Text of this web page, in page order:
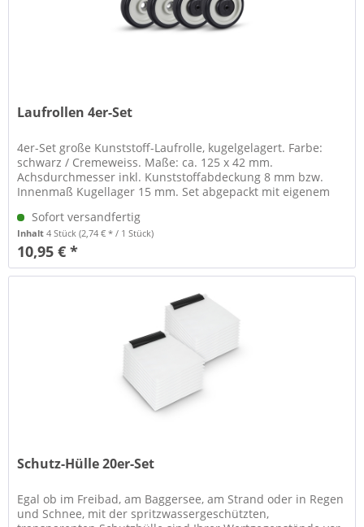
Laufrollen 4er-Set
4er-Set große Kunststoff-Laufrolle, kugelgelagert. Farbe:
schwarz / Cremeweiss. Maße: ca. 125 x 42 mm.
Achsdurchmesser inkl. Kunststoffabdeckung 8 mm bzw.
Innenmaß Kugellager 15 mm. Set abgepackt mit eigenem
Sofort versandfertig
Inhalt4 Stück(2,74 € * / 1 Stück)
10,95 € *
Schutz-Hülle 20er-Set
Egal ob im Freibad, am Baggersee, am Strand oder in Regen
und Schnee, mit der spritzwassergeschützten,